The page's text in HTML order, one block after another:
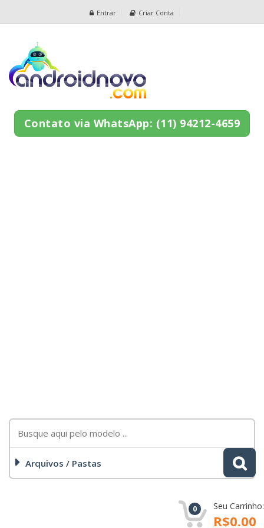
Entrar Criar Conta
Contato via WhatsApp: (11) 94212-4659
Arquivos / Pastas
0 Seu Carrinho:
R$0.00